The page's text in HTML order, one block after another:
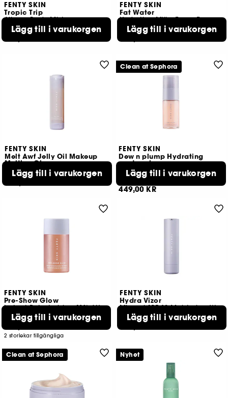
FENTY SKIN
Tropic Trip
Allover Body Mist
40
309,00 KR
Lägg till i varukorgen
FENTY SKIN
Fat Water
Hydrating Milky Toner-Essence
534
459,00 KR
Lägg till i varukorgen
FENTY SKIN
Melt Awf Jelly Oil Makeup
Melting Cleanser
486
359,00 KR
Lägg till i varukorgen
FENTY SKIN
Dew n plump Hydrating
nectar glow
serum
449,00 KR
Lägg till i varukorgen
Clean at Sephora
FENTY SKIN
Pre-Show Glow
Instant Retexturizing 10% AHA Treatment
194
299,00 KR
2 storlekar tillgängliga
Lägg till i varukorgen
FENTY SKIN
Hydra Vizor
Mineral SPF 30 Moisturizer With Niacinamide
28
399,00 KR
Lägg till i varukorgen
Clean at Sephora Nyhet